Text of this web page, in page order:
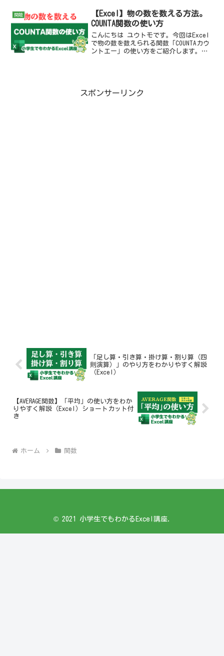
入る前に「関数ってなに？」という方...
関数
【Excel】物の数を数える方法。
COUNTA関数の使い方
こんにちは ユウトモです。今回はExcel
で物の数を数えられる関数「COUNTAカウ
ントエー」の使い方をご紹介します。
スポンサーリンク
「足し算・引き算・掛け算・割り算（四
則演算）」のやり方をわかりやすく解説
（Excel）
【AVERAGE関数】「平均」の使い方をわか
りやすく解説（Excel）ショートカット付
き
ホーム 関数
© 2021 小学生でもわかるExcel講座.